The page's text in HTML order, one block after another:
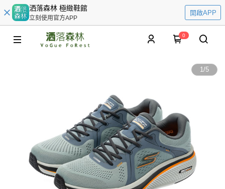
洒落森林 極緻鞋館
立刻使用官方APP
開啟APP
0
1/5